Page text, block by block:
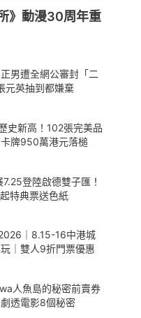
》動漫30周年重
正男遭全網公審封「二
元英抽到都嫌棄
史新高！102張完美品
牌950萬港元落槌
登陸啟德雙子匯！
特典票送色紙
｜8.15-16中港城
｜雙人9折門票優惠
人魚島的秘密前賣券
透電影8個秘密